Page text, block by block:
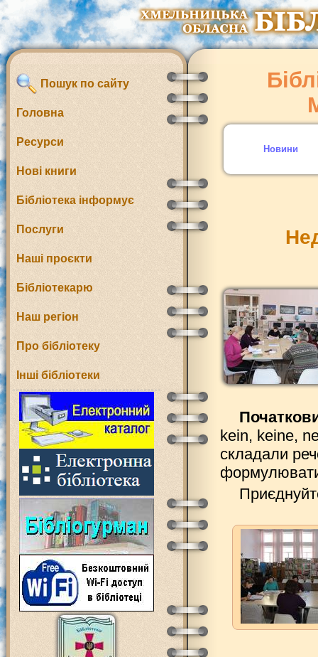
Пошук по сайту
Головна
Ресурси
Нові книги
Бібліотека інформує
Послуги
Наші проєкти
Бібліотекарю
Наш регіон
Про бібліотеку
Інші бібліотеки
Новини
kein, keine,
складали